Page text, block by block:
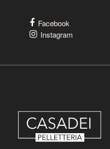
Facebook
Instagram